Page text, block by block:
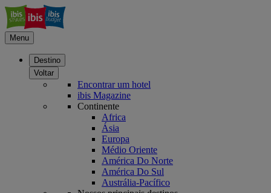
Menu
Destino
Voltar
Encontrar um hotel
ibis Magazine
Continente
Africa
Ásia
Europa
Médio Oriente
América Do Norte
América Do Sul
Austrália-Pacífico